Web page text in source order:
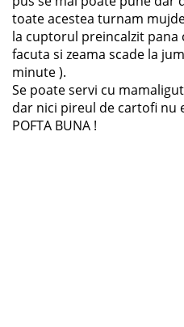
toate acestea turnam
la cuptorul preincalzit pana
facuta si zeama scade la
minute ).
Se poate servi cu
dar nici pireul de cartofi nu
POFTA BUNA !